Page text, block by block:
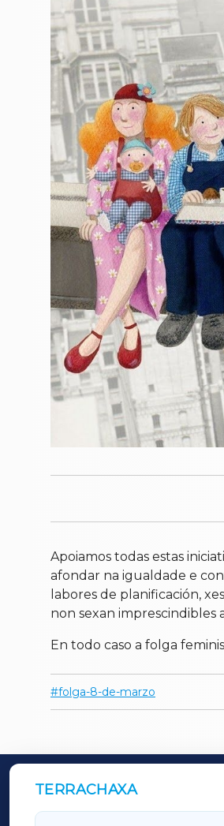
Apoiamos todas estas
afondar na igualdade e
labores de planificación,
non sexan imprescindibles
En todo caso a folga
folga-8-de-marzo
TERRACHAXA
OUTROS PERIÓDICOS